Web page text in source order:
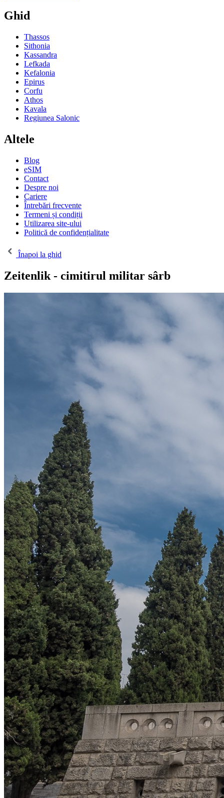
Ghid
Thassos
Sithonia
Kassandra
Lefkada
Kefalonia
Epirus
Corfu
Athos
Kavala
Regiunea Salonic
Altele
Blog
eSIM
Contact
Despre noi
Cariere
Întrebări frecvente
Termeni și condiții
Utilizarea site-ului
Politică de confidențialitate
Înapoi la ghid
Zeitenlik - cimitirul militar sârb